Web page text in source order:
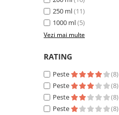
250 ml(11)
1000 ml(5)
Vezi mai multe
RATING
Peste
(8)
Peste
(8)
Peste
(8)
Peste
(8)